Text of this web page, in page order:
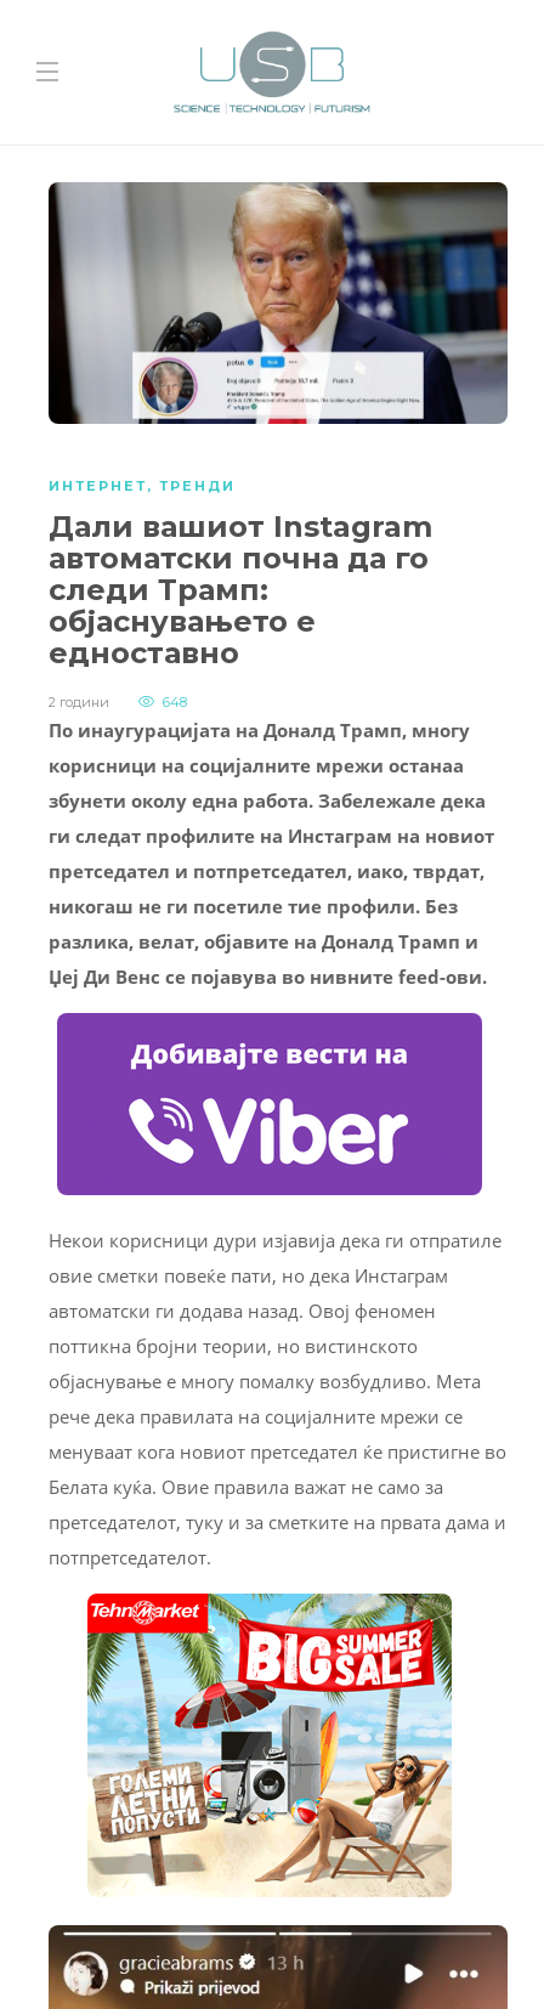
ИНТЕРНЕТ, ТРЕНДИ
Дали вашиот Instagram
автоматски почна да го
следи Трамп:
објаснувањето е
едноставно
2 години 648
По инаугурацијата на Доналд Трамп, многу
корисници на социјалните мрежи останаа
збунети околу една работа. Забележале дека
ги следат профилите на Инстаграм на новиот
претседател и потпретседател, иако, тврдат,
никогаш не ги посетиле тие профили. Без
разлика, велат, објавите на Доналд Трамп и
Џеј Ди Венс се појавува во нивните feed-ови.
Некои корисници дури изјавија дека ги отпратиле
овие сметки повеќе пати, но дека Инстаграм
автоматски ги додава назад. Овој феномен
поттикна бројни теории, но вистинското
објаснување е многу помалку возбудливо. Мета
рече дека правилата на социјалните мрежи се
менуваат кога новиот претседател ќе пристигне во
Белата куќа. Овие правила важат не само за
претседателот, туку и за сметките на првата дама и
потпретседателот.